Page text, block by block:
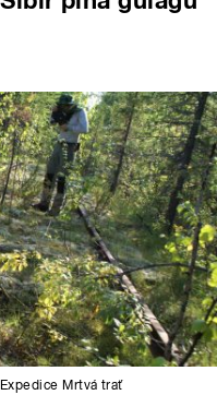
Expedice Mrtvá trať